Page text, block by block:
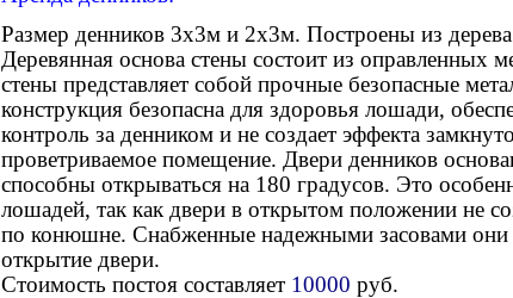
Размер денников 3х3м и 2х3м. Построены из
Деревянная основа стены состоит из оправленных
стены представляет собой прочные безопасные
конструкция безопасна для здоровья лошади,
контроль за денником и не создает эффекта
проветриваемое помещение. Двери денников
способны открываться на 180 градусов. Это
лошадей, так как двери в открытом положении не
по конюшне. Снабженные надежными засовами они
открытие двери.
Стоимость постоя составляет 10000 руб.